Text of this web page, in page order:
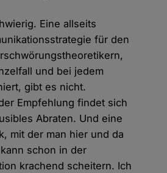
Eine allseits
für den
und bei jedem
gibt es nicht.
Empfehlung findet sich
Abraten. Und eine
mit der man hier und da
schon in der
krachend scheitern. Ich